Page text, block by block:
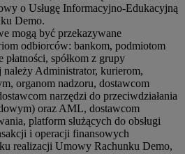
o Usługę Informacyjno-Edukacyjną
Demo.
mogą być przekazywane
odbiorców: bankom, podmiotom
płatności, spółkom z grupy
należy Administrator, kurierom,
organom nadzoru, dostawcom
narzędzi do przeciwdziałania
oraz AML, dostawcom
platform służących do obsługi
i operacji finansowych
realizacji Umowy Rachunku Demo,